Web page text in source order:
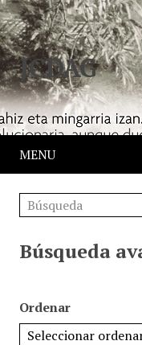
JCDAG
MENU
Búsqueda
Ordenar